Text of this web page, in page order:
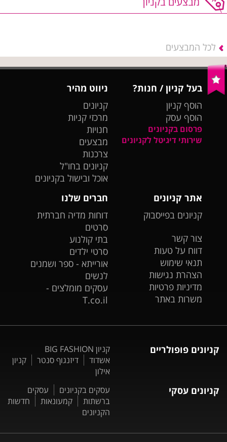
לכל המבצעים
בעל קניון / חנות?
הוסף קניון
הוסף עסק
פרסום בקניונים
שירותי דיגיטל לקניונים
ניווט מהיר
קניונים
מרכזי קניות
חנויות
מבצעים
צרכנות
קניונים בחו"ל
אוכל ובישול בקניונים
אתר קניונים
קניונים בפייסבוק
צור קשר
דווח על טעות
תנאי שימוש
הצהרת נגישות
מדיניות פרטיות
משרות באתר
חברים שלנו
דוחות מדיה חברתית
סרטים
בתי קולנוע
סרטי ילדים
אורייתא - ספר ושמנים
לנשים
עסקים מומלצים -
T.co.il
קניונים פופולריים
קניון BIG FASHION
אשדוד
דיזנגוף סנטר
קניון
אילון
קניונים עסקי עסקים בקניונים
עסקים
ברשתות
קמעונאות
חדשות
הקניונים